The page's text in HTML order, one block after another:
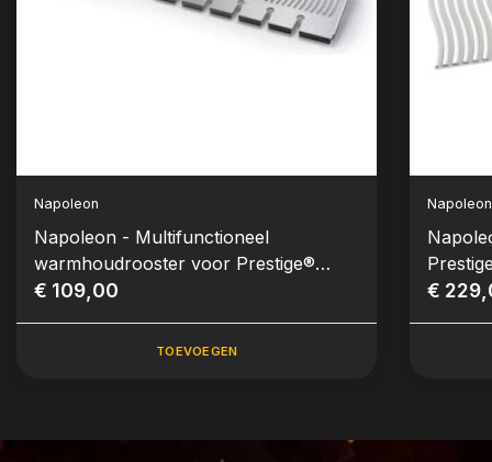
Napoleon
Napoleon - Multifunctioneel
warmhoudrooster voor Prestige®
(PRO) 500 & Prestige® PRO 825
€ 109,00
TOEVOEGEN
Napoleon
€